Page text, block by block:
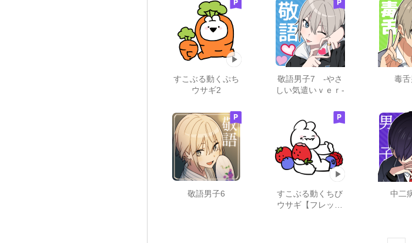
すこぶる動くぷち
ウサギ2
敬語男子7 -やさ
しい気遣いｖｅｒ-
毒
敬語男子6
すこぶる動くちび
ウサギ【フレッシ
中二